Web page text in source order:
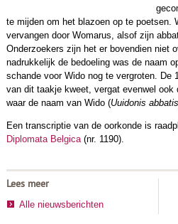
te mijden om het blazoen op te poetsen.
vervangen door Womarus, alsof zijn
Onderzoekers zijn het er bovendien niet
nadrukkelijk de bedoeling was de naam
schande voor Wido nog te vergroten. De
van dit taakje kweet, vergat evenwel ook
waar de naam van Wido (Uuidonis abbatis
Een transcriptie van de oorkonde is
Diplomata Belgica(nr. 1190).
Lees meer
Alle nieuwsberichten